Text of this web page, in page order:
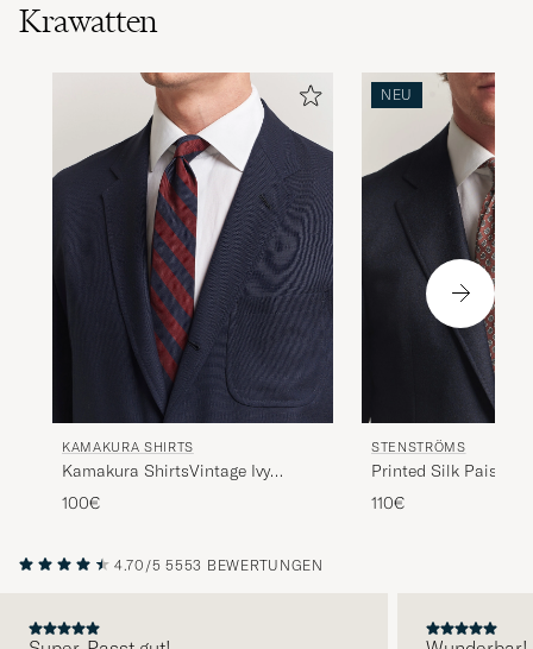
Krawatten
KAMAKURA SHIRTS
Kamakura ShirtsVintage Ivy
Regimental Stripe Silk
TieNavy/Burgundy
100€
NEU
STENSTRÖMS
Printed Silk Paisley
110€
4.70/5 5553 BEWERTUNGEN